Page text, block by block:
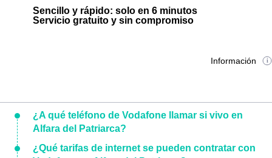
Sencillo y rápido: solo en 6 minutos
Servicio gratuito y sin compromiso
Información
¿A qué teléfono de Vodafone llamar si vivo en
Alfara del Patriarca?
¿Qué tarifas de internet se pueden contratar con